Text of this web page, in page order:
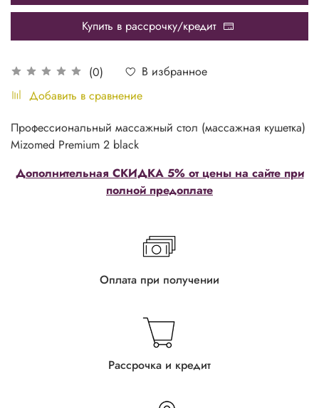
(0)
В избранное
Добавить в сравнение
Купить в рассрочку/кредит
Дополнительная СКИДКА 5% от цены на сайте при
полной предоплате
Профессиональный массажный стол (массажная кушетка)
Mizomed Premium 2 black
Оплата при получении
Рассрочка и кредит